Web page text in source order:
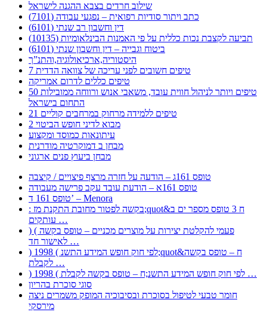
שילוב חרדים בצבא ההגנה לישראל
כתב ויתור סודיות רפואית – נפגעי עבודה (7101)
דין וחשבון רב שנתי (6101)
תביעה לקצבת נכות כללית על פי האמנות הבינלאומיות (10135)
ביטוח וגבייה – דין וחשבון שנתי (6101)
היסטוריה,ארכיאולוגיה,והתנ”ך
7 טיפים חשובים לפני עריכה של צוואה הדדית
טיפים כללים לדרום אמריקה
50 טיפים ויותר לניהול חווית עובד, משאבי אנוש ורווחה ממובילות
התחום בישראל
21 טיפים ללמידה מרחוק במרחבים קוליים
מבוא לדיני חופש הביטוי 2
עיתונאות כמוסד ומקצוע
מבחן ב דמוקרטיה מודרנית
מבחן ביעוץ פנים ארגוני
טופס 161ג – הודעה על חזרה מרצף פיצויים / קיצבה
טופס 161א – הודעת עובד עקב פרישה מעבודה
טופס 161 ד’ – Menora
: בקשה לפטור מחובת התקנת מז;quot&ח 3 טופס מספר ים ב
עותקים …
) ( פעמי להקלטת יצירות על מוצרים מכניים – טופס בקשה
לאישור חד …
) 1998 ( לפי חוק חופש המידע התשנ;quot&ח – טופס בקשה
לקבלת …
) 1998 ( לפי חוק חופש המידע התשנ;ח – טופס בקשה לקבלת …
סוגי סוכרת בהריון
חומר טבעי לטיפול בסוכרת ובסיבוכיה המופק משמרים ניצה
מירסקי